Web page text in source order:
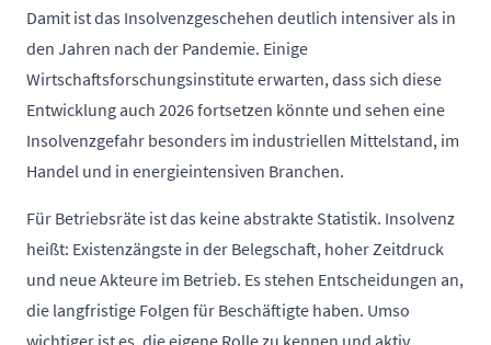
Damit ist das Insolvenzgeschehen deutlich intensiver als in
den Jahren nach der Pandemie. Einige
Wirtschaftsforschungsinstitute erwarten, dass sich diese
Entwicklung auch 2026 fortsetzen könnte und sehen eine
Insolvenzgefahr besonders im industriellen Mittelstand, im
Handel und in energieintensiven Branchen.
Für Betriebsräte ist das keine abstrakte Statistik. Insolvenz
heißt: Existenzängste in der Belegschaft, hoher Zeitdruck
und neue Akteure im Betrieb. Es stehen Entscheidungen an,
die langfristige Folgen für Beschäftigte haben. Umso